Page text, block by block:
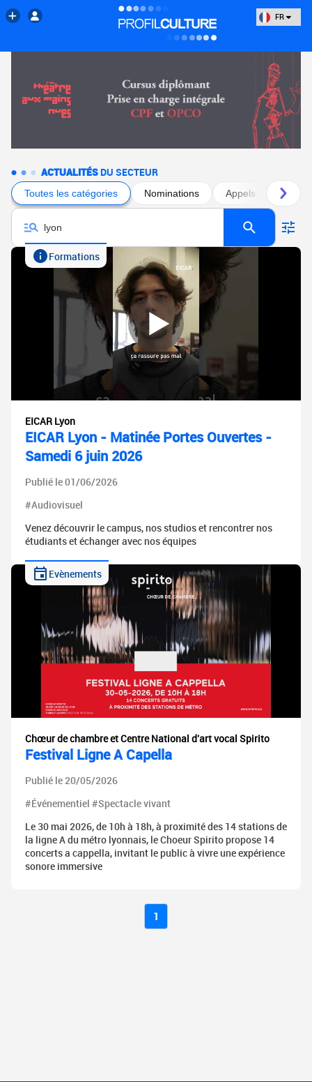
FR
ACTUALITÉS DU SECTEUR
Toutes les catégories Nominations Appels à projets
Formations
EICAR Lyon
EICAR Lyon - Matinée Portes Ouvertes -
Samedi 6 juin 2026
Publié le 01/06/2026
#Audiovisuel
Venez découvrir le campus, nos studios et rencontrer nos
étudiants et échanger avec nos équipes
Evènements
Chœur de chambre et Centre National d'art vocal Spirito
Festival Ligne A Capella
Publié le 20/05/2026
#Événementiel #Spectacle vivant
Le 30 mai 2026, de 10h à 18h, à proximité des 14 stations de
la ligne A du métro lyonnais, le Choeur Spirito propose 14
concerts a cappella, invitant le public à vivre une expérience
sonore immersive
1